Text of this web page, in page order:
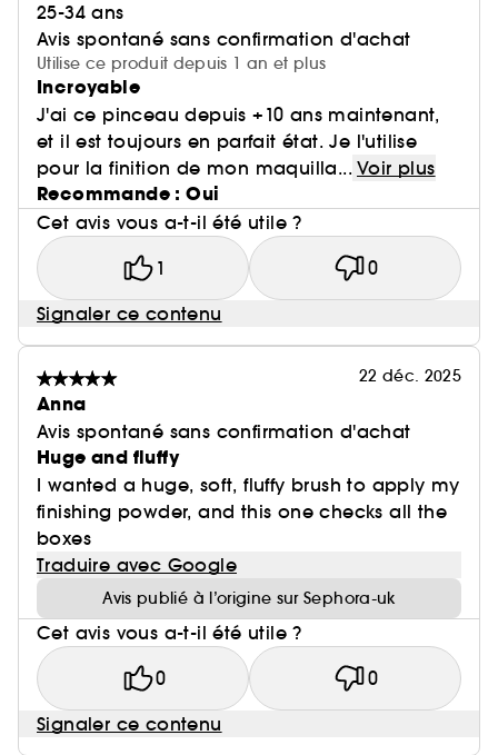
25-34 ans
Avis spontané sans confirmation d'achat
Utilise ce produit depuis 1 an et plus
Incroyable
J'ai ce pinceau depuis +10 ans maintenant,
et il est toujours en parfait état. Je l'utilise
pour la finition de mon maquilla... Voir plus
Recommande : Oui
Cet avis vous a-t-il été utile ?
1 0
Signaler ce contenu
22 déc. 2025
Anna
Avis spontané sans confirmation d'achat
Huge and fluffy
I wanted a huge, soft, fluffy brush to apply my
finishing powder, and this one checks all the
boxes
Traduire avec Google
Avis publié à l’origine sur Sephora-uk
Cet avis vous a-t-il été utile ?
0 0
Signaler ce contenu